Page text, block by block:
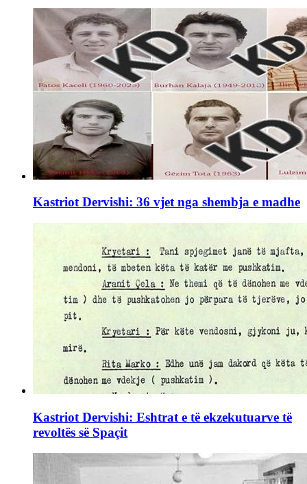
Kastriot Dervishi: 36 vjet nga shembja e madhe
Kastriot Dervishi: Eshtrat e të ekzekutuarve të
revoltës së Spaçit